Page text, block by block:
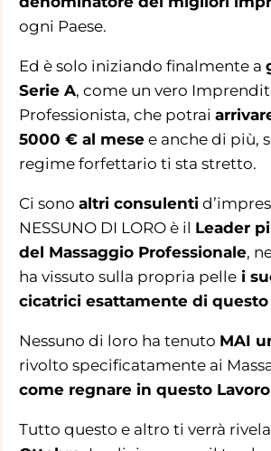
ogni Paese.
Ed è solo iniziando finalmente a
Serie A, come un vero
Professionista, che potrai
5000 € al mesee anche di più,
regime forfettario ti sta stretto.
Ci sono altri consulenti
NESSUNO DI LORO è il Leader
del Massaggio Professionale,
ha vissuto sulla propria pellei
cicatrici esattamente di
Nessuno di loro ha tenuto MAI
rivolto specificatamente ai
come regnare in questo Lavoro
Tutto questo e altro ti verrà